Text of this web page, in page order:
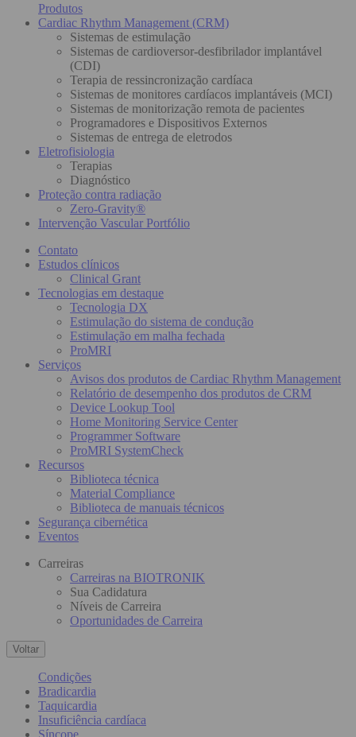
Produtos
Cardiac Rhythm Management (CRM)
Sistemas de estimulação
Sistemas de cardioversor-desfibrilador implantável
(CDI)
Terapia de ressincronização cardíaca
Sistemas de monitores cardíacos implantáveis (MCI)
Sistemas de monitorização remota de pacientes
Programadores e Dispositivos Externos
Sistemas de entrega de eletrodos
Eletrofisiologia
Terapias
Diagnóstico
Proteção contra radiação
Zero-Gravity®
Intervenção Vascular Portfólio
Contato
Estudos clínicos
Clinical Grant
Tecnologias em destaque
Tecnologia DX
Estimulação do sistema de condução
Estimulação em malha fechada
ProMRI
Serviços
Avisos dos produtos de Cardiac Rhythm Management
Relatório de desempenho dos produtos de CRM
Device Lookup Tool
Home Monitoring Service Center
Programmer Software
ProMRI SystemCheck
Recursos
Biblioteca técnica
Material Compliance
Biblioteca de manuais técnicos
Segurança cibernética
Eventos
Carreiras
Carreiras na BIOTRONIK
Sua Cadidatura
Níveis de Carreira
Oportunidades de Carreira
Voltar
Condições
Bradicardia
Taquicardia
Insuficiência cardíaca
Síncope